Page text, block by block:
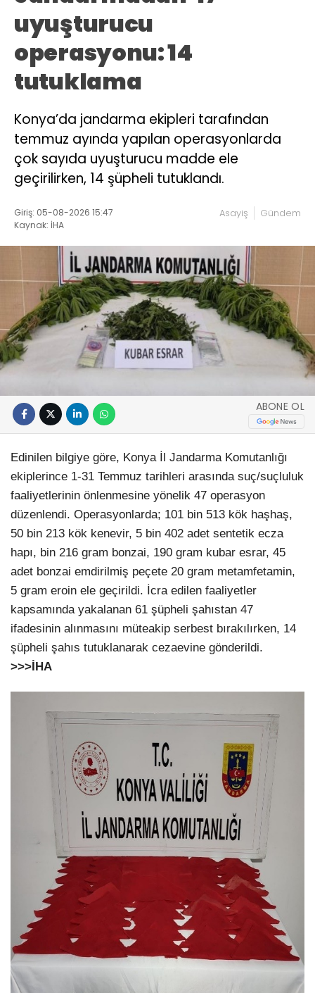
uyuşturucu
operasyonu: 14
tutuklama
Konya’da jandarma ekipleri tarafından
temmuz ayında yapılan operasyonlarda
çok sayıda uyuşturucu madde ele
geçirilirken, 14 şüpheli tutuklandı.
Giriş: 05-08-2026 15:47
Kaynak: İHA
Asayiş Gündem
ABONE OL
Edinilen bilgiye göre, Konya İl Jandarma Komutanlığı
ekiplerince 1-31 Temmuz tarihleri arasında suç/suçluluk
faaliyetlerinin önlenmesine yönelik 47 operasyon
düzenlendi. Operasyonlarda; 101 bin 513 kök haşhaş,
50 bin 213 kök kenevir, 5 bin 402 adet sentetik ecza
hapı, bin 216 gram bonzai, 190 gram kubar esrar, 45
adet bonzai emdirilmiş peçete 20 gram metamfetamin,
5 gram eroin ele geçirildi. İcra edilen faaliyetler
kapsamında yakalanan 61 şüpheli şahıstan 47
ifadesinin alınmasını müteakip serbest bırakılırken, 14
şüpheli şahıs tutuklanarak cezaevine gönderildi.
>>>İHA